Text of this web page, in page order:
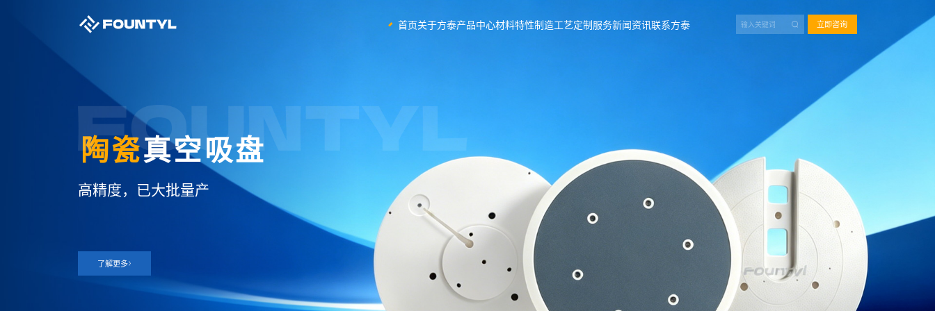
首页 关于方泰产品中心材料特性制造工艺定制服务新闻资讯联系方泰 立即咨询
陶瓷真空吸盘
高精度，已大批量产
了解更多